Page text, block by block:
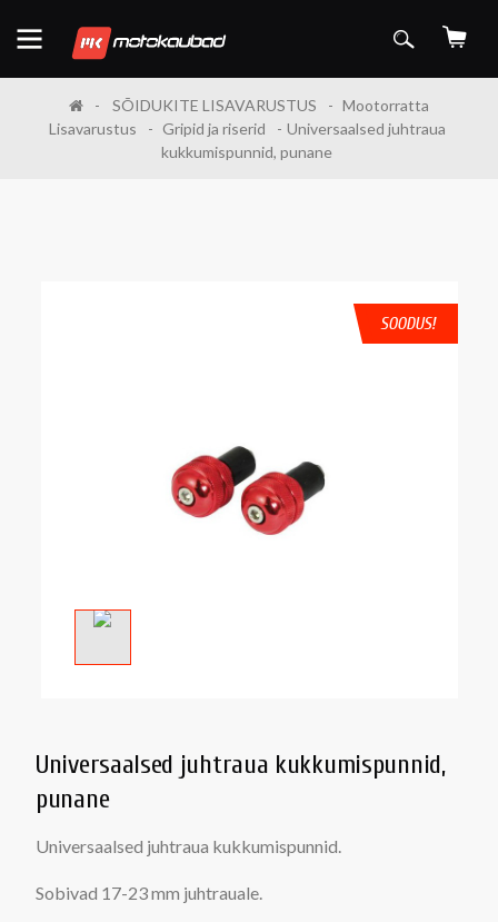
SÕIDUKITE LISAVARUSTUS
Mootorratta
Lisavarustus
Gripid ja riserid
Universaalsed juhtraua
kukkumispunnid, punane
SOODUS!
Universaalsed juhtraua kukkumispunnid,
punane
Universaalsed juhtraua kukkumispunnid.
Sobivad 17-23 mm juhtrauale.